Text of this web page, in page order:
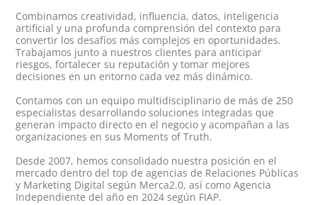
Combinamos creatividad, influencia, datos, inteligencia
artificial y una profunda comprensión del contexto para
convertir los desafíos más complejos en oportunidades.
Trabajamos junto a nuestros clientes para anticipar
riesgos, fortalecer su reputación y tomar mejores
decisiones en un entorno cada vez más dinámico.
Contamos con un equipo multidisciplinario de más de 250
especialistas desarrollando soluciones integradas que
generan impacto directo en el negocio y acompañan a las
organizaciones en sus Moments of Truth.
Desde 2007, hemos consolidado nuestra posición en el
mercado dentro del top de agencias de Relaciones Públicas
y Marketing Digital según Merca2.0, así como Agencia
Independiente del año en 2024 según FIAP.